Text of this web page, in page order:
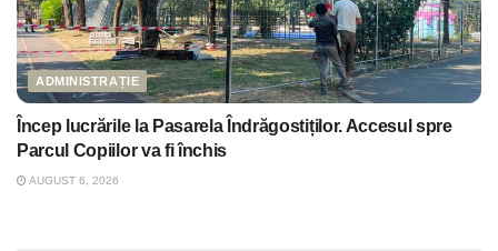
ADMINISTRAȚIE
Încep lucrările la Pasarela Îndrăgostiților. Accesul spre
Parcul Copiilor va fi închis
AUGUST 6, 2026